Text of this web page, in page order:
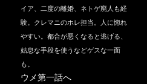
イア、二度の離婚、ネトゲ廃人も経
験。クレマニのホレ担当。人に惚れ
やすい。都合が悪くなると逃げる、
姑息な手段を使うなどゲスな一面
も。
ウメ第一話へ